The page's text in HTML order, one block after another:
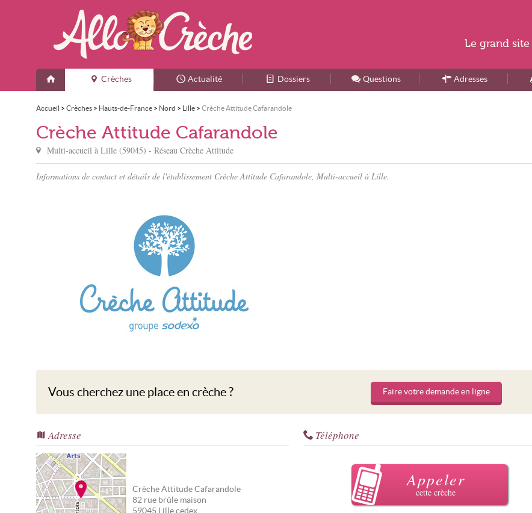
Accueil
Crèches Actualité Dossiers Questions Adresses
Accueil > Crèches > Hauts-de-France > Nord > Lille > Crèche Attitude Cafarandole
Crèche Attitude Cafarandole
Multi-accueil à Lille (59045) - Réseau Crèche Attitude
Informations de contact et détails de l'établissement Crèche Attitude Cafarandole, Multi-accueil à Lille.
Crèche Attitude Cafarandole
Vous cherchez une place en crèche ? Faire votre demande en ligne
Adresse
Crèche Attitude Cafarandole
82 rue brûle maison
59045 Lille cedex
Téléphone
Appeler
cette crèche
Le grand site